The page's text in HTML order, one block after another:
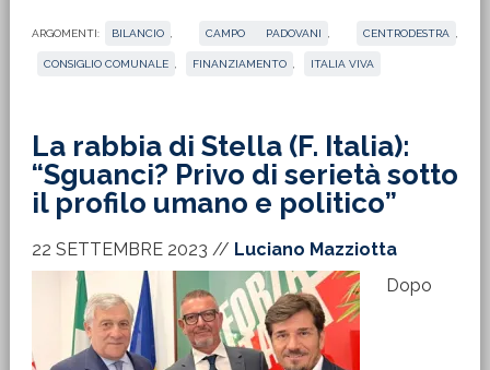
ARGOMENTI: BILANCIO CAMPO PADOVANI CENTRODESTRA
CONSIGLIO COMUNALE FINANZIAMENTO ITALIA VIVA
La rabbia di Stella (F. Italia):
“Sguanci? Privo di serietà sotto
il profilo umano e politico”
22 SETTEMBRE 2023 // Luciano Mazziotta
Dopo